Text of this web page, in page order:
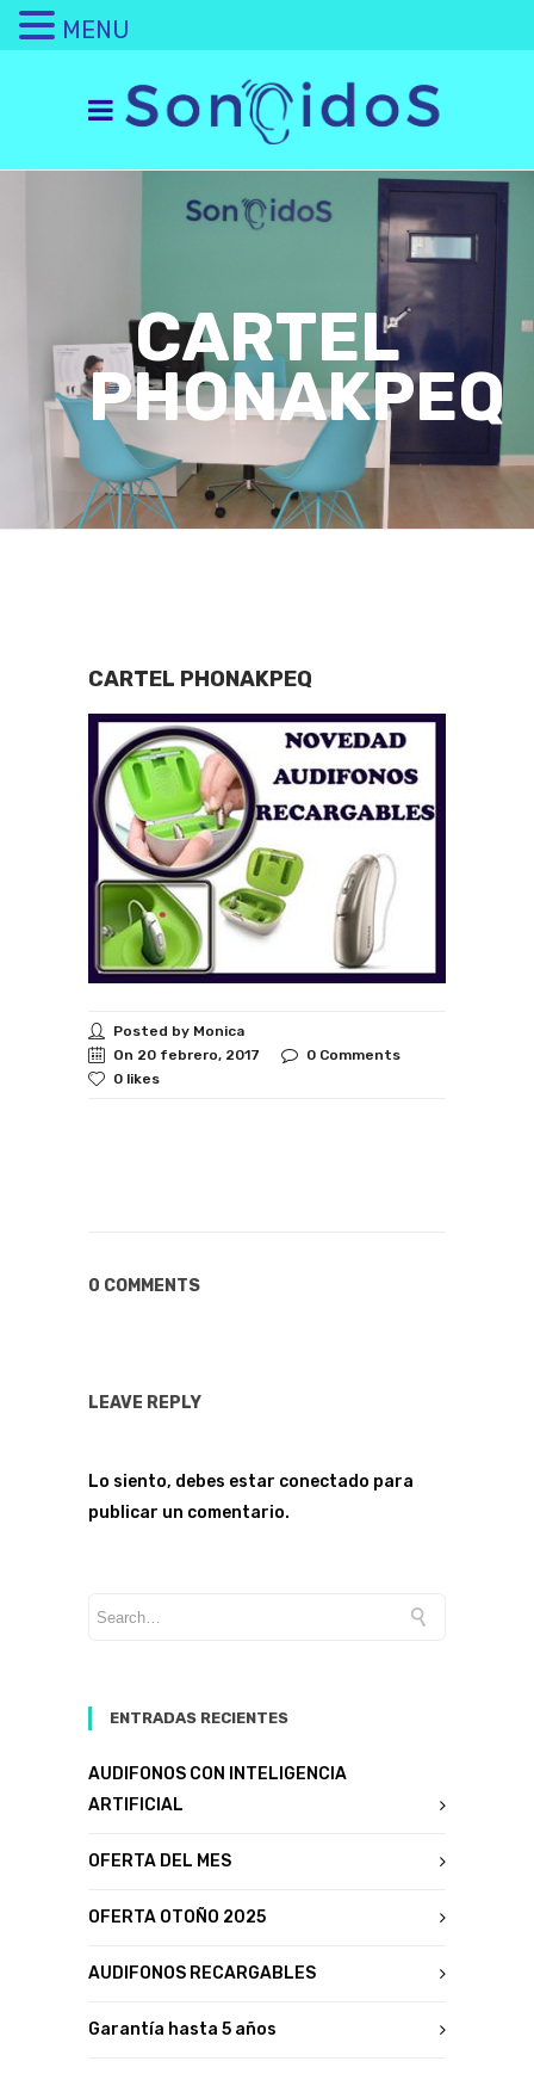
CARTEL
PHONAKPEQ
CARTEL PHONAKPEQ
Posted by Monica
On 20 febrero, 2017
0 Comments
0 likes
0 COMMENTS
LEAVE REPLY
Lo siento, debes estar conectado para
publicar un comentario.
ENTRADAS RECIENTES
AUDIFONOS CON INTELIGENCIA
ARTIFICIAL
OFERTA DEL MES
OFERTA OTOÑO 2025
AUDIFONOS RECARGABLES
Garantía hasta 5 años
MENU